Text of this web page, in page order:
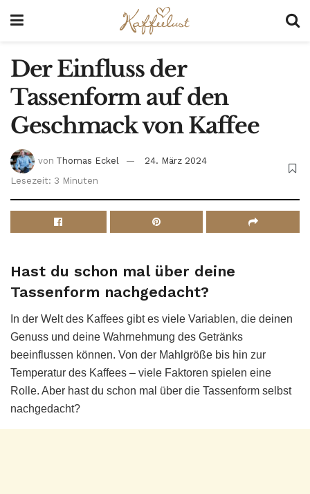
Der Einfluss der
Tassenform auf den
Geschmack von Kaffee
von Thomas Eckel
24. März 2024
Lesezeit: 3 Minuten
Hast du schon mal über deine
Tassenform nachgedacht?
In der Welt des Kaffees gibt es viele Variablen, die deinen
Genuss und deine Wahrnehmung des Getränks
beeinflussen können. Von der Mahlgröße bis hin zur
Temperatur des Kaffees – viele Faktoren spielen eine
Rolle. Aber hast du schon mal über die Tassenform selbst
nachgedacht?